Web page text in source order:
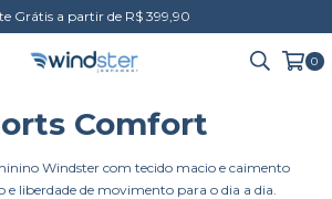
Grátis a partir de R$ 399,90
0
Comfort
Windster com tecido macio e caimento
e liberdade de movimento para o dia a dia.